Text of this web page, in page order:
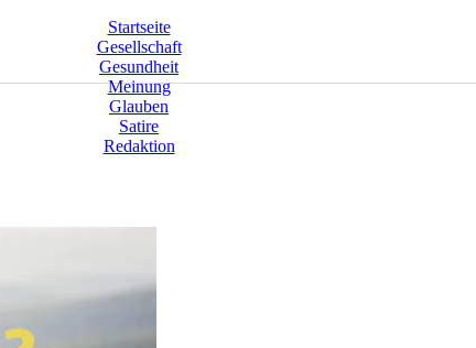
Startseite
Gesellschaft
Gesundheit
Meinung
Glauben
Satire
Redaktion